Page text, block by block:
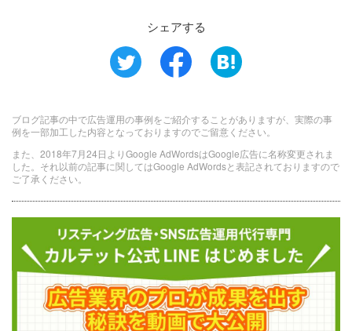
シェアする
ブログ記事の中で広告運用の事例をご紹介することがありますが、実際の事
例を一部加工した内容となっておりますのでご留意ください。
また、2018年7月24日よりGoogle AdWordsはGoogle広告に名称変更されま
した。それ以前の記事に関してはGoogle AdWordsと表記されておりますので
ご了承ください。